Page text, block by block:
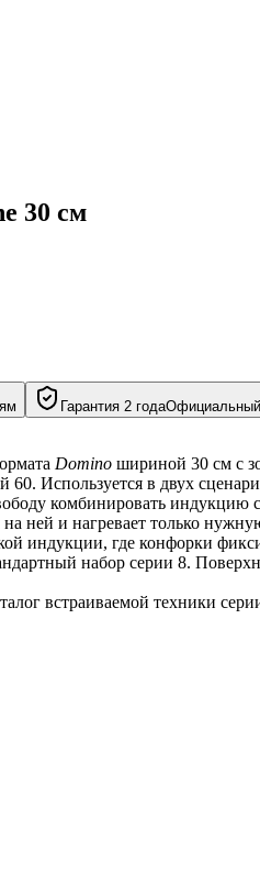
30 см
Гарантия 2 года
Domino шириной 30 см с
Используется в двух
комбинировать индукцию
ней и нагревает только
индукции, где конфорки
набор серии 8.
встраиваемой техники